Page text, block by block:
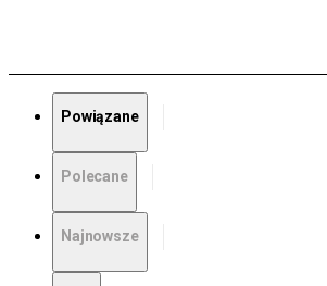
Powiązane
Polecane
Najnowsze